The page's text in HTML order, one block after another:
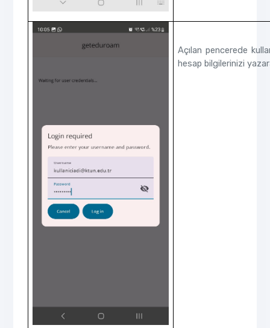
Açılan pencerede
hesap bilgilerinizi